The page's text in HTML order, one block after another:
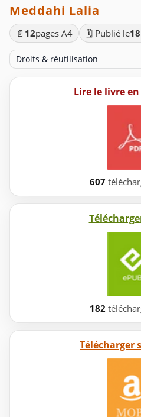
Meddahi Lalia
📄 12pages A4 🗓️ Publié le
Droits & réutilisation
Lire le livre en
607
182
Télécharger